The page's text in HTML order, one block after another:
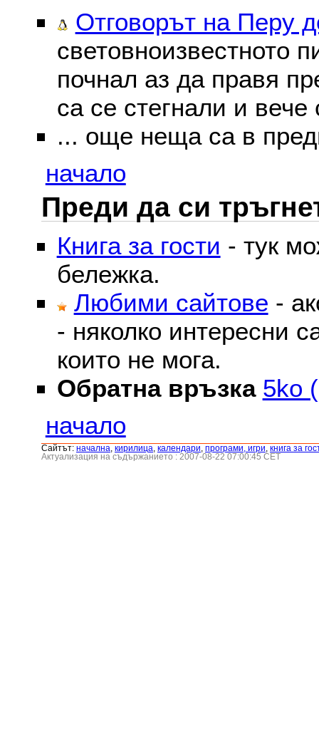
Отговорът на Перу
световноизвестното
почнал аз да правя
са се стегнали и вече
... още неща са в
начало
Преди да си
Книга за гости - тук
бележка.
Любими сайтове -
- няколко интересни
които не мога.
Обратна връзка 5ko
начало
Сайтът: началнa кирилица календари програми, игри книга за
Актуализация на съдържанието : 2007-08-22 07:00:45 CET